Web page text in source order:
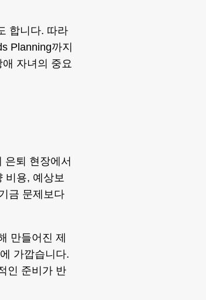
합니다. 따라
Planning까지
자녀의 중요
은퇴 현장에서
비용, 예상보
금 문제보다
만들어진 제
가깝습니다.
인 준비가 반